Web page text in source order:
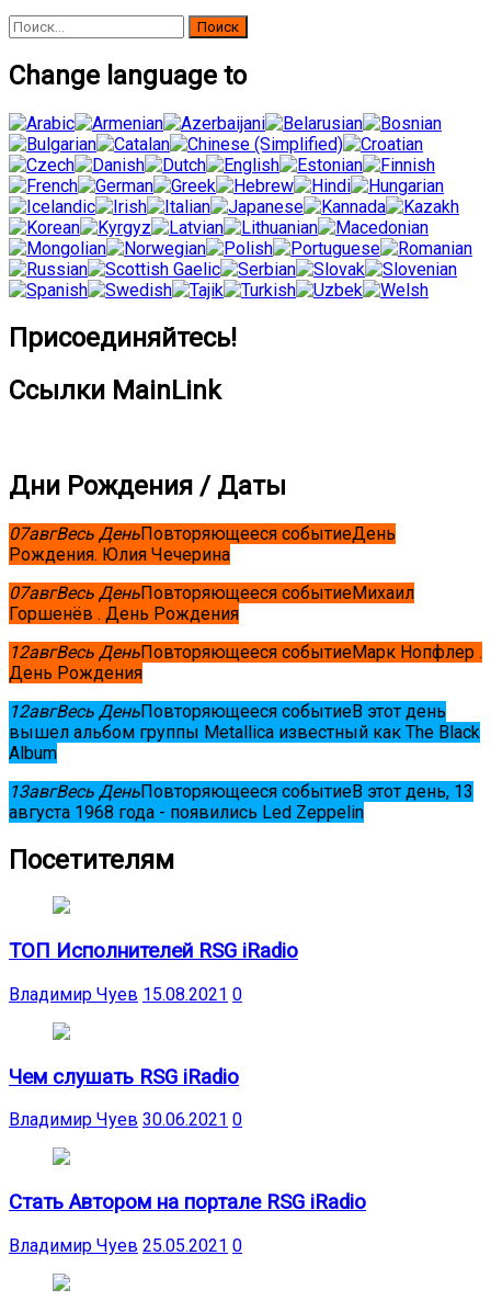
Найти:
Change language to
Присоединяйтесь!
Ссылки MainLink
Дни Рождения / Даты
07авгВесь ДеньПовторяющееся событиеДень
Рождения. Юлия Чечерина
07авгВесь ДеньПовторяющееся событиеМихаил
Горшенёв . День Рождения
12авгВесь ДеньПовторяющееся событиеМарк Нопфлер .
День Рождения
12авгВесь ДеньПовторяющееся событиеВ этот день
вышел альбом группы Metallica известный как The Black
Album
13авгВесь ДеньПовторяющееся событиеВ этот день, 13
августа 1968 года - появились Led Zeppelin
Посетителям
ТОП Исполнителей RSG iRadio
Владимир Чуев 15.08.2021 0
Чем слушать RSG iRadio
Владимир Чуев 30.06.2021 0
Стать Автором на портале RSG iRadio
Владимир Чуев 25.05.2021 0